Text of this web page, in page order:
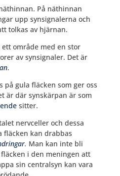
På näthinnan
upp synsignalerna och
tolkas av hjärnan.
område med en stor
av synsignaler. Det är
.
på gula fläcken som ger oss
är där synskärpan är som
sitter.
nervceller och dessa
fläcken kan drabbas
. Man kan inte bli
i den meningen att
sin centralsyn kan vara